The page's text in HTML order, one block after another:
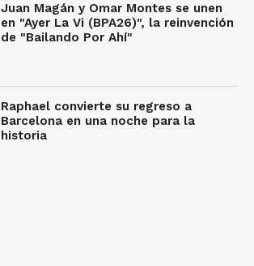
Juan Magán y Omar Montes se unen
en "Ayer La Vi (BPA26)", la reinvención
de "Bailando Por Ahí"
Raphael convierte su regreso a
Barcelona en una noche para la
historia